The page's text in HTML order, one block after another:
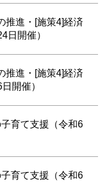
推進・[施策4]経済
日開催）
推進・[施策4]経済
開催）
育て支援（令和6
育て支援（令和6